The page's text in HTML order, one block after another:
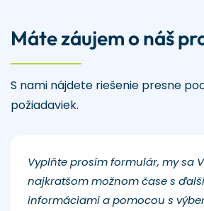
Máte záujem o náš
S nami nájdete riešenie presne
požiadaviek.
Vyplňte prosím formulár, my sa
najkratšom možnom čase s
informáciami a pomocou s